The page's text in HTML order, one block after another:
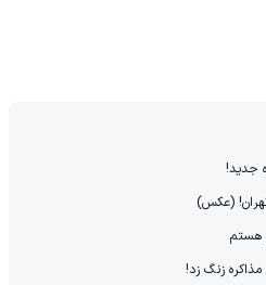
(عکس)
هستم
زنگ زد!